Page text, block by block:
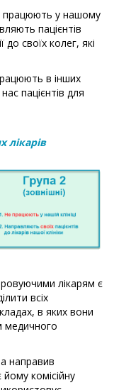
працюють у нашому
пацієнтів
до своїх колег, які
в інших
пацієнтів для
лікарів
лікарям є
всіх
в яких вони
медичного
направив
комісійну